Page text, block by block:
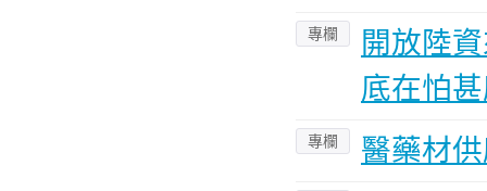
專欄
開放陸
底在怕
專欄 醫藥材